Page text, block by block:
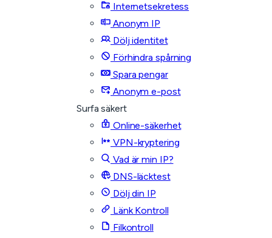
Internetsekretess
Anonym IP
Dölj identitet
Förhindra spårning
Spara pengar
Anonym e-post
Surfa säkert
Online-säkerhet
VPN-kryptering
Vad är min IP?
DNS-läcktest
Dölj din IP
Länk Kontroll
Filkontroll